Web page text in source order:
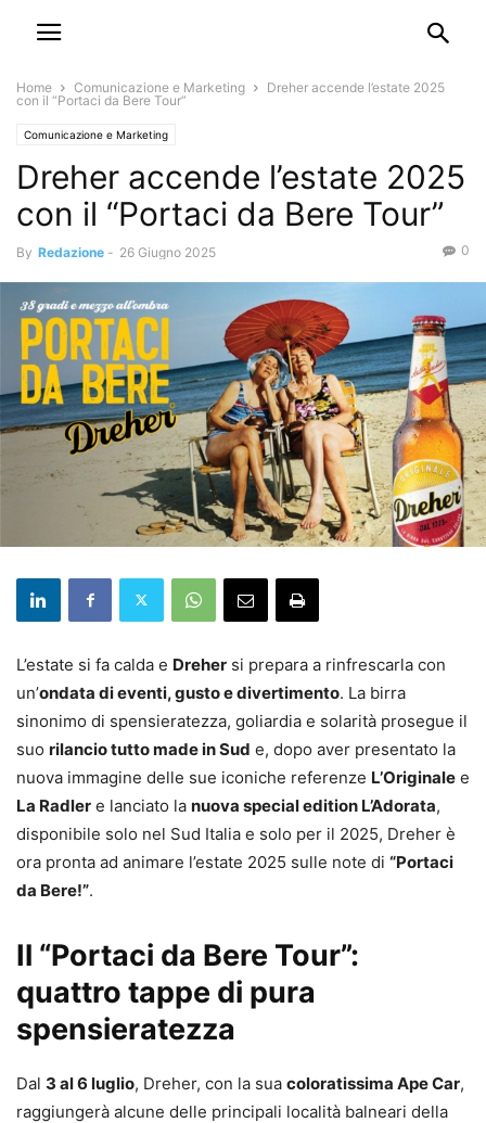
Home Comunicazione e Marketing
Dreher accende l’estate 2025
con il “Portaci da Bere Tour”
Comunicazione e Marketing
Dreher accende l’estate 2025
con il “Portaci da Bere Tour”
By Redazione - 26 Giugno 2025 0
L’estate si fa calda e Dreher si prepara a rinfrescarla con
un’ondata di eventi, gusto e divertimento. La birra
sinonimo di spensieratezza, goliardia e solarità prosegue il
suo rilancio tutto made in Sud e, dopo aver presentato la
nuova immagine delle sue iconiche referenze L’Originale e
La Radler e lanciato la nuova special edition L’Adorata,
disponibile solo nel Sud Italia e solo per il 2025, Dreher è
ora pronta ad animare l’estate 2025 sulle note di “Portaci
da Bere!”.
Il “Portaci da Bere Tour”:
quattro tappe di pura
spensieratezza
Dal 3 al 6 luglio, Dreher, con la sua coloratissima Ape Car,
raggiungerà alcune delle principali località balneari della